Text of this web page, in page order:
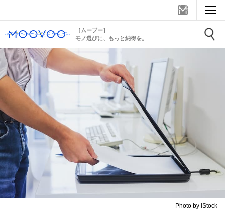
［ムーブー］
モノ選びに、もっと納得を。
Photo by iStock